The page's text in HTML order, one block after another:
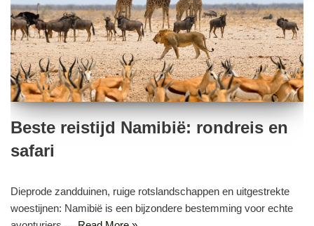
Beste reistijd Namibië: rondreis en
safari
Dieprode zandduinen, ruige rotslandschappen en uitgestrekte
woestijnen: Namibië is een bijzondere bestemming voor echte